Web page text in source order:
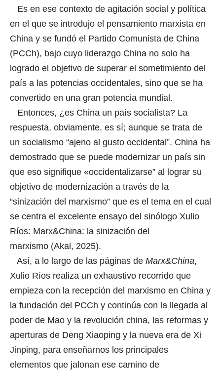
Es en ese contexto de agitación social y política
en el que se introdujo el pensamiento marxista en
China y se fundó el Partido Comunista de China
(PCCh), bajo cuyo liderazgo China no solo ha
logrado el objetivo de superar el sometimiento del
país a las potencias occidentales, sino que se ha
convertido en una gran potencia mundial.
Entonces, ¿es China un país socialista? La
respuesta, obviamente, es sí; aunque se trata de
un socialismo “ajeno al gusto occidental”. China ha
demostrado que se puede modernizar un país sin
que eso signifique «occidentalizarse” al lograr su
objetivo de modernización a través de la
“sinización del marxismo” que es el tema en el cual
se centra el excelente ensayo del sinólogo Xulio
Ríos: Marx&China: la sinización del
marxismo (Akal, 2025).
Así, a lo largo de las páginas de Marx&China,
Xulio Ríos realiza un exhaustivo recorrido que
empieza con la recepción del marxismo en China y
la fundación del PCCh y continúa con la llegada al
poder de Mao y la revolución china, las reformas y
aperturas de Deng Xiaoping y la nueva era de Xi
Jinping, para enseñarnos los principales
elementos que jalonan ese camino de